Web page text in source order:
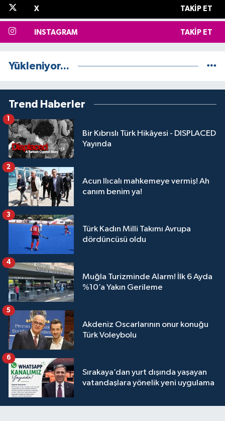
X TAKIP ET
INSTAGRAM TAKIP ET
Yükleniyor...
Trend Haberler
Bir Kıbrıslı Türk Hikâyesi - DISPLACED
Yayında
1
Acun Ilıcalı mahkemeye vermiş! Ah
canım benim ya!
2
Türk Kadın Milli Takımı Avrupa
dördüncüsü oldu
3
Muğla Turizminde Alarm! İlk 6 Ayda
%10’a Yakın Gerileme
4
Akdeniz Oscarlarının onur konuğu
Türk Voleybolu
5
Sırakaya’dan yurt dışında yaşayan
vatandaşlara yönelik yeni uygulama
6